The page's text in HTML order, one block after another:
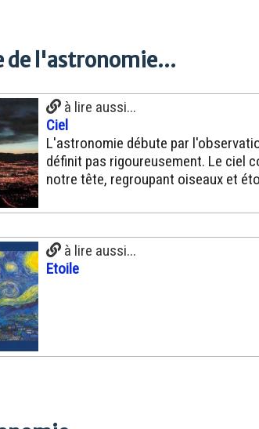
de l'astronomie...
à lire aussi...
Ciel
L'astronomie débute par
définit pas rigoureusement. Le ciel
notre tête, regroupant oiseaux et
à lire aussi...
Etoile